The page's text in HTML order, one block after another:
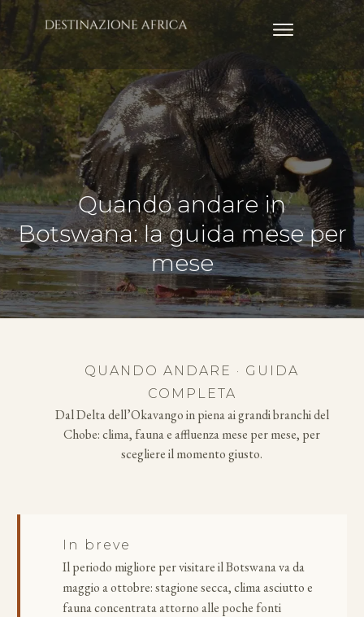
Quando andare in
Botswana: la guida mese per
mese
QUANDO ANDARE · GUIDA
COMPLETA
Dal Delta dell’Okavango in piena ai grandi branchi del
Chobe: clima, fauna e affluenza mese per mese, per
scegliere il momento giusto.
In breve
Il periodo migliore per visitare il Botswana va da
maggio a ottobre: stagione secca, clima asciutto e
fauna concentrata attorno alle poche fonti